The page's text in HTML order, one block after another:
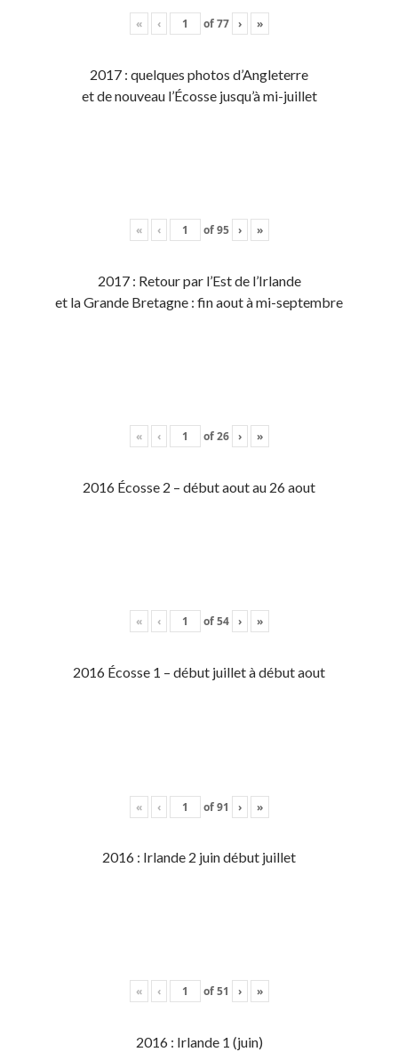
« ‹ of77 › »
2017 : quelques photos d’Angleterre
et de nouveau l’Écosse jusqu’à mi-juillet
« ‹ of95 › »
2017 : Retour par l’Est de l’Irlande
et la Grande Bretagne : fin aout à mi-septembre
« ‹ of26 › »
2016 Écosse 2 – début aout au 26 aout
« ‹ of54 › »
2016 Écosse 1 – début juillet à début aout
« ‹ of91 › »
2016 : Irlande 2 juin début juillet
« ‹ of51 › »
2016 : Irlande 1 (juin)